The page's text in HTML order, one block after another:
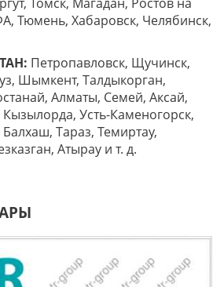
Томск, Магадан, Ростов на
Тюмень, Хабаровск, Челябинск,
Петропавловск, Щучинск,
Шымкент, Талдыкорган,
Алматы, Семей, Аксай,
Кызылорда, Усть-Каменогорск,
Тараз, Темиртау,
Атырау и т. д.